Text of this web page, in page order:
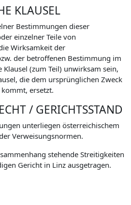
KLAUSEL
Bestimmungen dieser
einzelner Teile von
Wirksamkeit der
der betroffenen Bestimmung im
(zum Teil) unwirksam sein,
die dem ursprünglichen Zweck
ersetzt.
/ GERICHTSSTAND
unterliegen österreichischem
Verweisungsnormen.
stehende Streitigkeiten
Gericht in Linz ausgetragen.